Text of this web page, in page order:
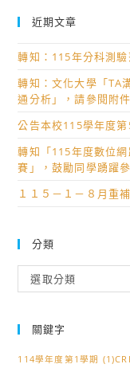
近期文章
轉知：115年分科測
轉知：文化大學「TA
通分析」，請參閱附件
公告本校115學年度
轉知「115年度數位
賽」，鼓勵同學踴躍
１１５－１－８月重
分類
類
選取分類
關鍵字
114學年度第1學期 (1)